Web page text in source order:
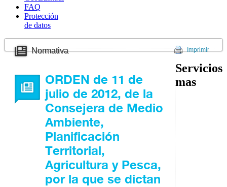
FAQ
Protección
de datos
Normativa Imprimir
ORDEN de 11 de
julio de 2012, de la
Consejera de Medio
Ambiente,
Planificación
Territorial,
Agricultura y Pesca,
por la que se dictan
Servicios
mas